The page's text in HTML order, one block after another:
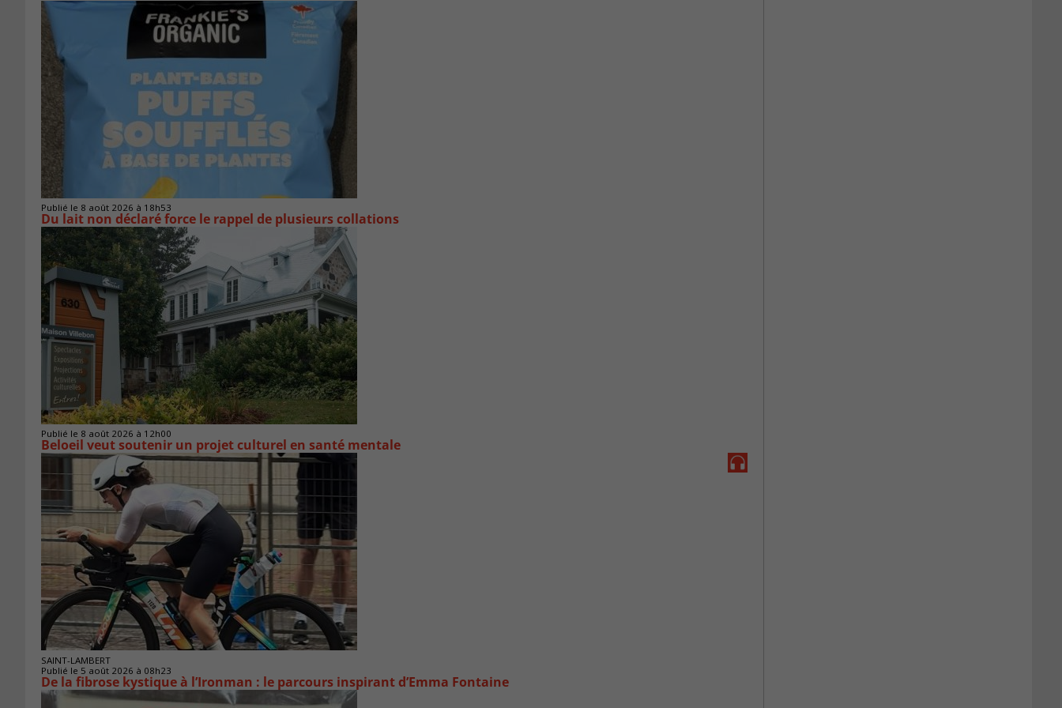
Publié le 8 août 2026 à 18h53
Du lait non déclaré force le rappel de plusieurs collations
Publié le 8 août 2026 à 12h00
Beloeil veut soutenir un projet culturel en santé mentale
SAINT-LAMBERT
Publié le 5 août 2026 à 08h23
De la fibrose kystique à l’Ironman : le parcours inspirant d’Emma Fontaine